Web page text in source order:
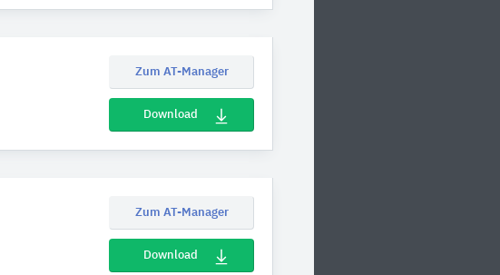
Zum AT-Manager
Download
Zum AT-Manager
Download